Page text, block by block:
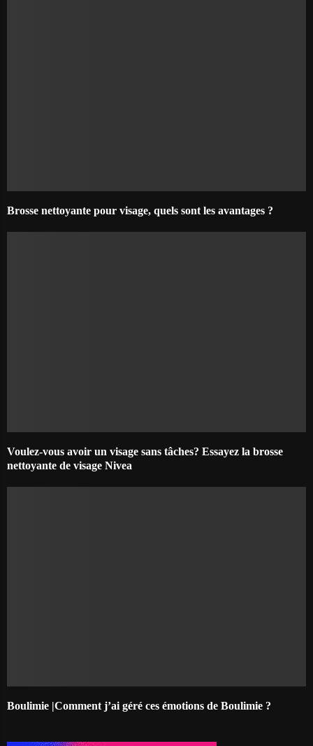
Brosse nettoyante pour visage, quels sont les avantages ?
Voulez-vous avoir un visage sans tâches? Essayez la brosse
nettoyante de visage Nivea
Boulimie |Comment j’ai géré ces émotions de Boulimie ?